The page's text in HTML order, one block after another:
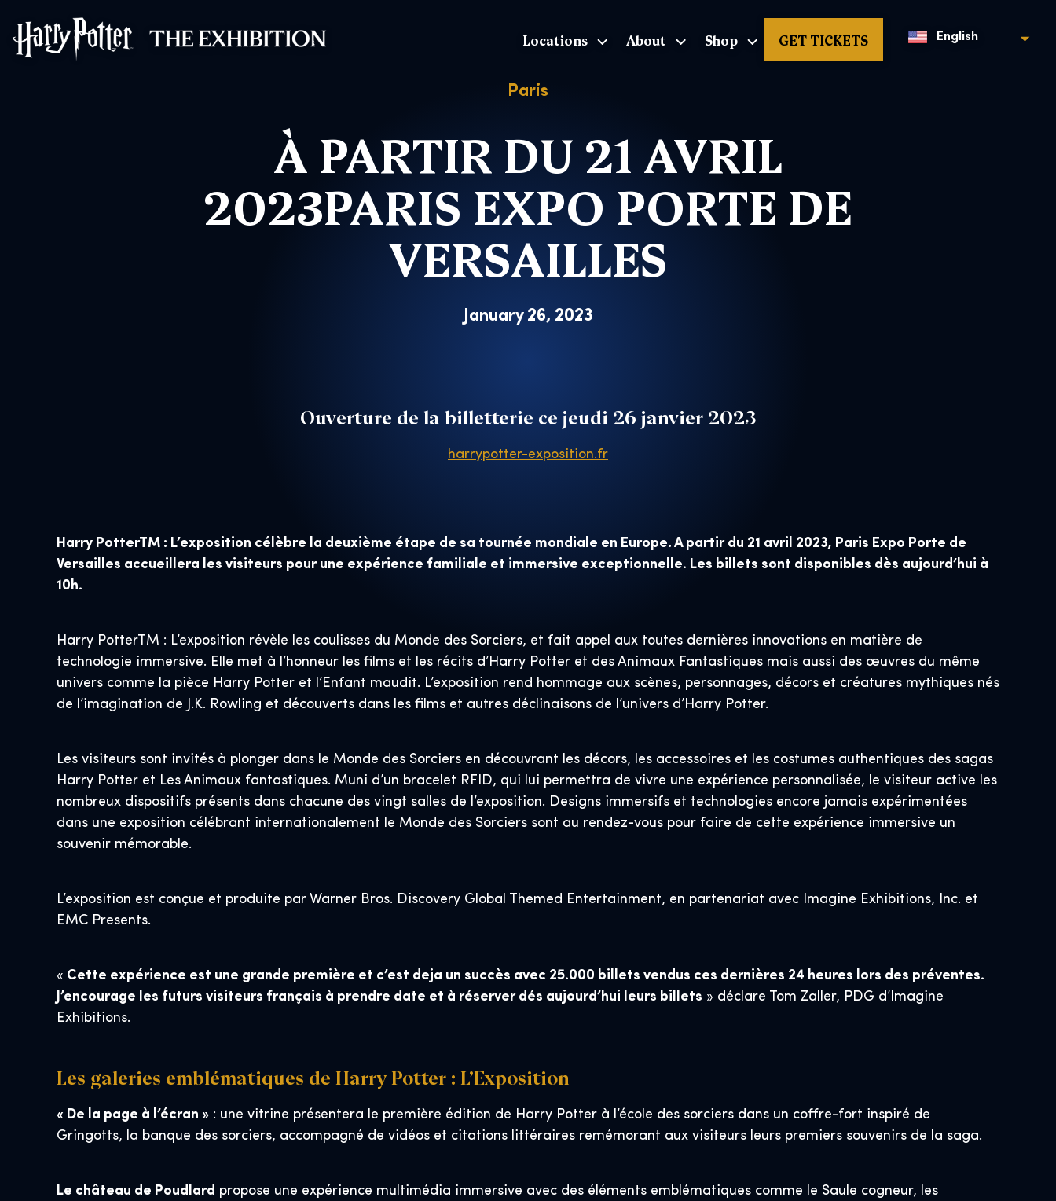
Locations About Shop GET TICKETS English
Paris
À PARTIR DU 21 AVRIL
2023PARIS EXPO PORTE DE
VERSAILLES
January 26, 2023
Ouverture de la billetterie ce jeudi 26 janvier 2023
harrypotter-exposition.fr
Harry PotterTM : L’exposition célèbre la deuxième étape de sa tournée mondiale en Europe. A partir du 21 avril 2023, Paris Expo Porte de
Versailles accueillera les visiteurs pour une expérience familiale et immersive exceptionnelle. Les billets sont disponibles dès aujourd’hui à
10h.
Harry PotterTM : L’exposition révèle les coulisses du Monde des Sorciers, et fait appel aux toutes dernières innovations en matière de
technologie immersive. Elle met à l’honneur les films et les récits d’Harry Potter et des Animaux Fantastiques mais aussi des œuvres du même
univers comme la pièce Harry Potter et l’Enfant maudit. L’exposition rend hommage aux scènes, personnages, décors et créatures mythiques nés
de l’imagination de J.K. Rowling et découverts dans les films et autres déclinaisons de l’univers d’Harry Potter.
Les visiteurs sont invités à plonger dans le Monde des Sorciers en découvrant les décors, les accessoires et les costumes authentiques des sagas
Harry Potter et Les Animaux fantastiques. Muni d’un bracelet RFID, qui lui permettra de vivre une expérience personnalisée, le visiteur active les
nombreux dispositifs présents dans chacune des vingt salles de l’exposition. Designs immersifs et technologies encore jamais expérimentées
dans une exposition célébrant internationalement le Monde des Sorciers sont au rendez-vous pour faire de cette expérience immersive un
souvenir mémorable.
L’exposition est conçue et produite par Warner Bros. Discovery Global Themed Entertainment, en partenariat avec Imagine Exhibitions, Inc. et
EMC Presents.
« Cette expérience est une grande première et c’est deja un succès avec 25.000 billets vendus ces dernières 24 heures lors des préventes.
J’encourage les futurs visiteurs français à prendre date et à réserver dés aujourd’hui leurs billets » déclare Tom Zaller, PDG d’Imagine
Exhibitions.
Les galeries emblématiques de Harry Potter : L’Exposition
« De la page à l’écran » : une vitrine présentera le première édition de Harry Potter à l’école des sorciers dans un coffre-fort inspiré de
Gringotts, la banque des sorciers, accompagné de vidéos et citations littéraires remémorant aux visiteurs leurs premiers souvenirs de la saga.
Le château de Poudlard propose une expérience multimédia immersive avec des éléments emblématiques comme le Saule cogneur, les